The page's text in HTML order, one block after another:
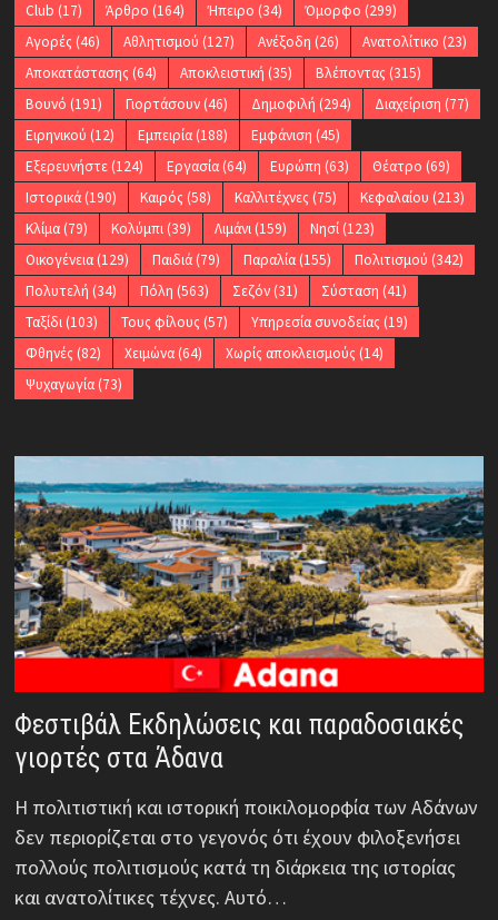
Club (17) Άρθρο (164) Ήπειρο (34) Όμορφο (299)
Αγορές (46) Αθλητισμού (127) Ανέξοδη (26) Ανατολίτικο (23)
Αποκατάστασης (64) Αποκλειστική (35) Βλέποντας (315)
Βουνό (191) Γιορτάσουν(46) Δημοφιλή (294) Διαχείριση (77)
Ειρηνικού (12) Εμπειρία(188) Εμφάνιση (45)
Εξερευνήστε(124) Εργασία(64) Ευρώπη (63) Θέατρο (69)
Ιστορικά(190) Καιρός (58) Καλλιτέχνες (75) Κεφαλαίου (213)
Κλίμα(79) Κολύμπι(39) Λιμάνι(159) Νησί(123)
Οικογένεια(129) Παιδιά(79) Παραλία(155) Πολιτισμού (342)
Πολυτελή (34) Πόλη (563) Σεζόν(31) Σύσταση (41)
Ταξίδι(103) Τους φίλους (57) Υπηρεσία συνοδείας (19)
Φθηνές (82) Χειμώνα(64) Χωρίς αποκλεισμούς (14)
Ψυχαγωγία(73)
Φεστιβάλ Εκδηλώσεις και παραδοσιακές
γιορτές στα Άδανα
Η πολιτιστική και ιστορική ποικιλομορφία των Αδάνων
δεν περιορίζεται στο γεγονός ότι έχουν φιλοξενήσει
πολλούς πολιτισμούς κατά τη διάρκεια της ιστορίας
και ανατολίτικες τέχνες. Αυτό…